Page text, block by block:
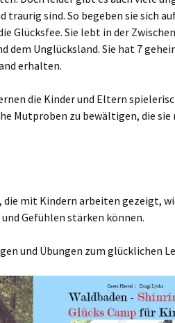
sind. So begeben sie sich
Glücksfee. Sie lebt in der
dem Unglücksland. Sie hat 7
erhalten.
die Kinder und Eltern
Mutproben zu bewältigen, die
die mit Kindern arbeiten gezeigt,
Gefühlen stärken können.
und Übungen zum glücklichen